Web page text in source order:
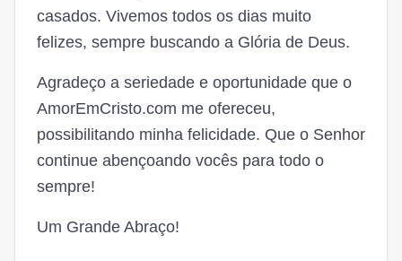
casados. Vivemos todos os dias muito
felizes, sempre buscando a Glória de Deus.
Agradeço a seriedade e oportunidade que o
AmorEmCristo.com me ofereceu,
possibilitando minha felicidade. Que o Senhor
continue abençoando vocês para todo o
sempre!
Um Grande Abraço!